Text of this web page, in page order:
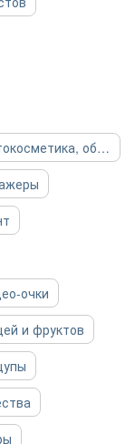
Расходные материалы, автохимия и автокосметика, общее
очки
и фруктов